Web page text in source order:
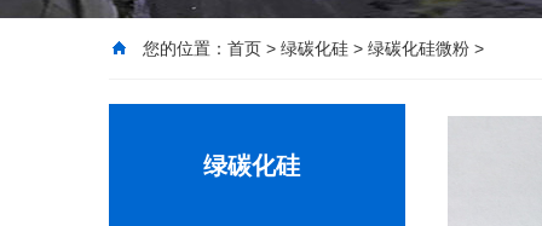
您的位置： 首页 > 绿碳化硅 > 绿碳化硅微粉 >
绿碳化硅